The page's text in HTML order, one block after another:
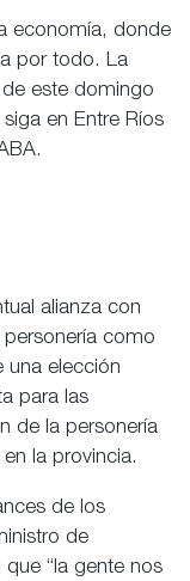
economía, donde
por todo. La
este domingo
en Entre Ríos
alianza con
como
una elección
para las
de la personería
la provincia.
de los
de
“la gente nos